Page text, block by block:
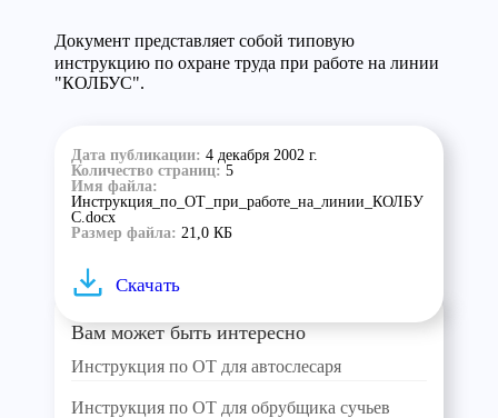
Документ представляет собой типовую
инструкцию по охране труда при работе на линии
"КОЛБУС".
Дата публикации: 4 декабря 2002 г.
Количество страниц: 5
Имя файла:
Инструкция_по_ОТ_при_работе_на_линии_КОЛБУ
С.docx
Размер файла: 21,0 КБ
Скачать
Вам может быть интересно
Инструкция по ОТ для автослесаря
Инструкция по ОТ для обрубщика сучьев